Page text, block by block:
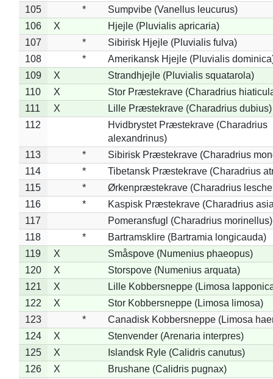
105 *
Sumpvibe (Vanellus leucurus)
106
X
Hjejle (Pluvialis apricaria)
107
*
Sibirisk Hjejle (Pluvialis fulva)
108
*
Amerikansk Hjejle (Pluvialis
109
X
Strandhjejle (Pluvialis squatarola)
110
X
Stor Præstekrave (Charadrius
111
X
Lille Præstekrave (Charadrius dubius)
112
Hvidbrystet Præstekrave (Charadrius
alexandrinus)
113
*
Sibirisk Præstekrave (Charadrius
114
*
Tibetansk Præstekrave (Charadrius
115
*
Ørkenpræstekrave (Charadrius
116
*
Kaspisk Præstekrave (Charadrius
117
Pomeransfugl (Charadrius morinellus)
118
*
Bartramsklire (Bartramia longicauda)
119
X
Småspove (Numenius phaeopus)
120
X
Storspove (Numenius arquata)
121
X
Lille Kobbersneppe (Limosa
122
X
Stor Kobbersneppe (Limosa limosa)
123
*
Canadisk Kobbersneppe (Limosa
124
X
Stenvender (Arenaria interpres)
125
X
Islandsk Ryle (Calidris canutus)
126
X
Brushane (Calidris pugnax)